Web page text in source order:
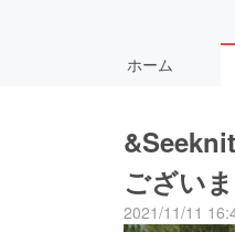
ホーム
ござい
2021/11/11